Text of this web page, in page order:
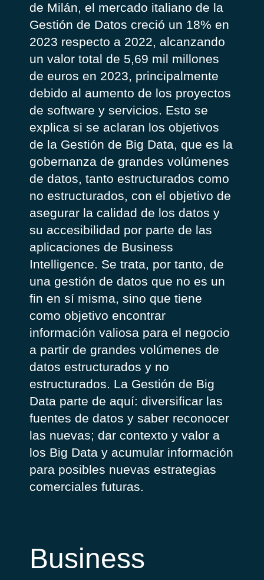
de Milán, el mercado italiano de la
Gestión de Datos creció un 18% en
2023 respecto a 2022, alcanzando
un valor total de 5,69 mil millones
de euros en 2023, principalmente
debido al aumento de los proyectos
de software y servicios. Esto se
explica si se aclaran los objetivos
de la Gestión de Big Data, que es la
gobernanza de grandes volúmenes
de datos, tanto estructurados como
no estructurados, con el objetivo de
asegurar la calidad de los datos y
su accesibilidad por parte de las
aplicaciones de Business
Intelligence. Se trata, por tanto, de
una gestión de datos que no es un
fin en sí misma, sino que tiene
como objetivo encontrar
información valiosa para el negocio
a partir de grandes volúmenes de
datos estructurados y no
estructurados. La Gestión de Big
Data parte de aquí: diversificar las
fuentes de datos y saber reconocer
las nuevas; dar contexto y valor a
los Big Data y acumular información
para posibles nuevas estrategias
comerciales futuras.
Business